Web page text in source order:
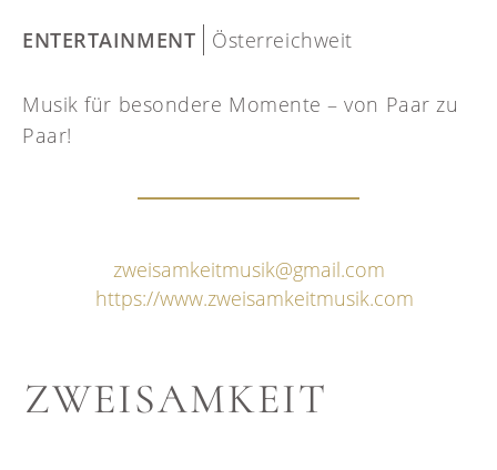
ENTERTAINMENT Österreichweit
Musik für besondere Momente – von Paar zu
Paar!
zweisamkeitmusik@gmail.com
https://www.zweisamkeitmusik.com
ZWEISAMKEIT